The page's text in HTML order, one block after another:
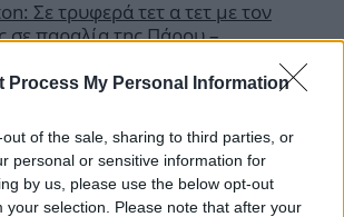
Process My Personal Information
of the sale, sharing to third parties, or
personal or sensitive information for
by us, please use the below opt-out
your selection. Please note that after your
Σε τρυφερά τετ α τετ με τον
σε παραλία της Πάρου –